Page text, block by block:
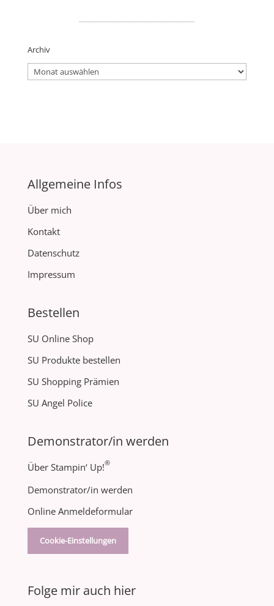
Archiv
Archiv
Allgemeine Infos
Über mich
Kontakt
Datenschutz
Impressum
Bestellen
SU Online Shop
SU Produkte bestellen
SU Shopping Prämien
SU Angel Police
Demonstrator/in werden
Über Stampin‘ Up!®
Demonstrator/in werden
Online Anmeldeformular
Cookie-Einstellungen
Folge mir auch hier